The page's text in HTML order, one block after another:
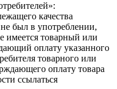
качества
был в употреблении,
имеется товарный или
оплату указанного
товарного или
оплату товара
ссылаться